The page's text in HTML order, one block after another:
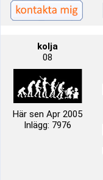
kolja
08
Här sen Apr 2005
Inlägg: 7976